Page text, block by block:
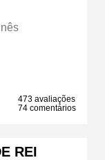
473 avaliações
74 comentários
REI